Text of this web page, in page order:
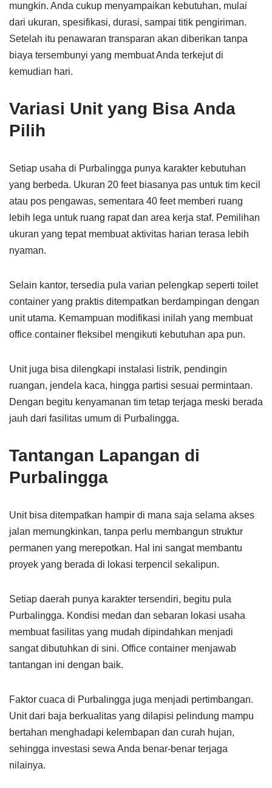
mungkin. Anda cukup menyampaikan kebutuhan, mulai
dari ukuran, spesifikasi, durasi, sampai titik pengiriman.
Setelah itu penawaran transparan akan diberikan tanpa
biaya tersembunyi yang membuat Anda terkejut di
kemudian hari.
Variasi Unit yang Bisa Anda
Pilih
Setiap usaha di Purbalingga punya karakter kebutuhan
yang berbeda. Ukuran 20 feet biasanya pas untuk tim kecil
atau pos pengawas, sementara 40 feet memberi ruang
lebih lega untuk ruang rapat dan area kerja staf. Pemilihan
ukuran yang tepat membuat aktivitas harian terasa lebih
nyaman.
Selain kantor, tersedia pula varian pelengkap seperti toilet
container yang praktis ditempatkan berdampingan dengan
unit utama. Kemampuan modifikasi inilah yang membuat
office container fleksibel mengikuti kebutuhan apa pun.
Unit juga bisa dilengkapi instalasi listrik, pendingin
ruangan, jendela kaca, hingga partisi sesuai permintaan.
Dengan begitu kenyamanan tim tetap terjaga meski berada
jauh dari fasilitas umum di Purbalingga.
Tantangan Lapangan di
Purbalingga
Unit bisa ditempatkan hampir di mana saja selama akses
jalan memungkinkan, tanpa perlu membangun struktur
permanen yang merepotkan. Hal ini sangat membantu
proyek yang berada di lokasi terpencil sekalipun.
Setiap daerah punya karakter tersendiri, begitu pula
Purbalingga. Kondisi medan dan sebaran lokasi usaha
membuat fasilitas yang mudah dipindahkan menjadi
sangat dibutuhkan di sini. Office container menjawab
tantangan ini dengan baik.
Faktor cuaca di Purbalingga juga menjadi pertimbangan.
Unit dari baja berkualitas yang dilapisi pelindung mampu
bertahan menghadapi kelembapan dan curah hujan,
sehingga investasi sewa Anda benar-benar terjaga
nilainya.